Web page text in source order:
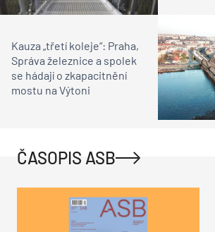
Kauza „třetí koleje“: Praha,
Správa železnice a spolek
se hádají o zkapacitnění
mostu na Výtoni
ČASOPIS ASB